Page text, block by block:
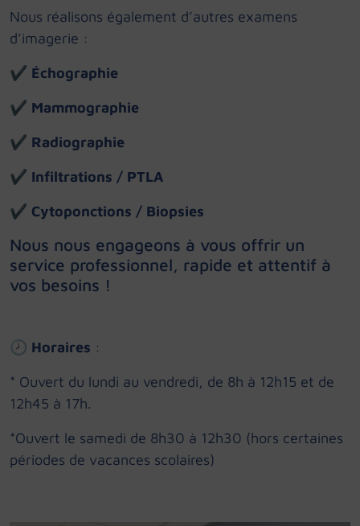
Nous réalisons également d’autres examens
d’imagerie :
✔ Échographie
✔ Mammographie
✔ Radiographie
✔ Infiltrations / PTLA
✔ Cytoponctions / Biopsies
Nous nous engageons à vous offrir un
service professionnel, rapide et attentif à
vos besoins !
🕗 Horaires :
* Ouvert du lundi au vendredi, de 8h à 12h15 et de
12h45 à 17h.
*Ouvert le samedi de 8h30 à 12h30 (hors certaines
périodes de vacances scolaires)